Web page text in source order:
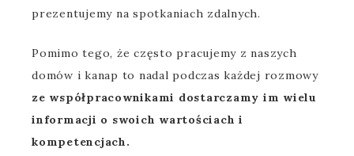
prezentujemy na spotkaniach zdalnych.
Pomimo tego, że często pracujemy z naszych
domów i kanap to nadal podczas każdej rozmowy
ze współpracownikami dostarczamy im wielu
informacji o swoich wartościach i
kompetencjach.